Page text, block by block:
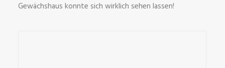
Gewächshaus konnte sich wirklich sehen lassen!